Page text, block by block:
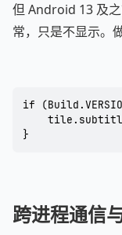
但 Android 13 及
常，只是不显示。
if
}
跨进程通信